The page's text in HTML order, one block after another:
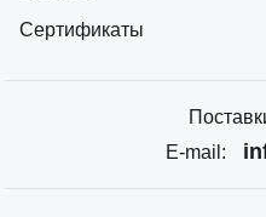
Сертификаты
E-mail: